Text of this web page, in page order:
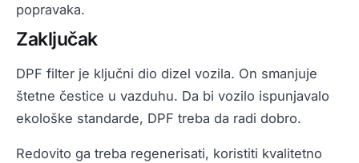
popravaka.
Zaključak
DPF filter je ključni dio dizel vozila. On smanjuje
štetne čestice u vazduhu. Da bi vozilo ispunjavalo
ekološke standarde, DPF treba da radi dobro.
Redovito ga treba regenerisati, koristiti kvalitetno